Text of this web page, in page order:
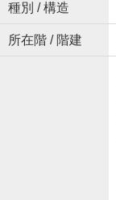
種別 / 構造
所在階 / 階建